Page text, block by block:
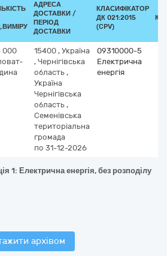
АДРЕСА
ДОСТАВКИ /
ПЕРІОД
ДОСТАВКИ
КЛАСИФІКАТОР
ДК 021:2015
(CPV)
000
15400 , Україна
, Чернігівська
область ,
Україна
Чернігівська
область ,
Семенівська
територіальна
громада
по 31-12-2026
09310000-5
Електрична
енергія
1: Електрична енергія, без розподілу
архівом